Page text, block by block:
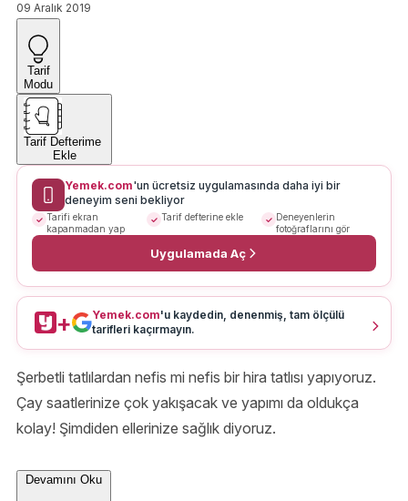
09 Aralık 2019
Tarif
Modu
Tarif Defterime
Ekle
Yemek.com'un ücretsiz uygulamasında daha iyi bir
deneyim seni bekliyor
Tarifi ekran
kapanmadan yap
Tarif defterine ekle
Deneyenlerin
fotoğraflarını gör
Uygulamada Aç
+ Yemek.com'u kaydedin, denenmiş, tam ölçülü
tarifleri kaçırmayın.
Şerbetli tatlılardan nefis mi nefis bir hira tatlısı yapıyoruz.
Çay saatlerinize çok yakışacak ve yapımı da oldukça
kolay! Şimdiden ellerinize sağlık diyoruz.
Devamını Oku